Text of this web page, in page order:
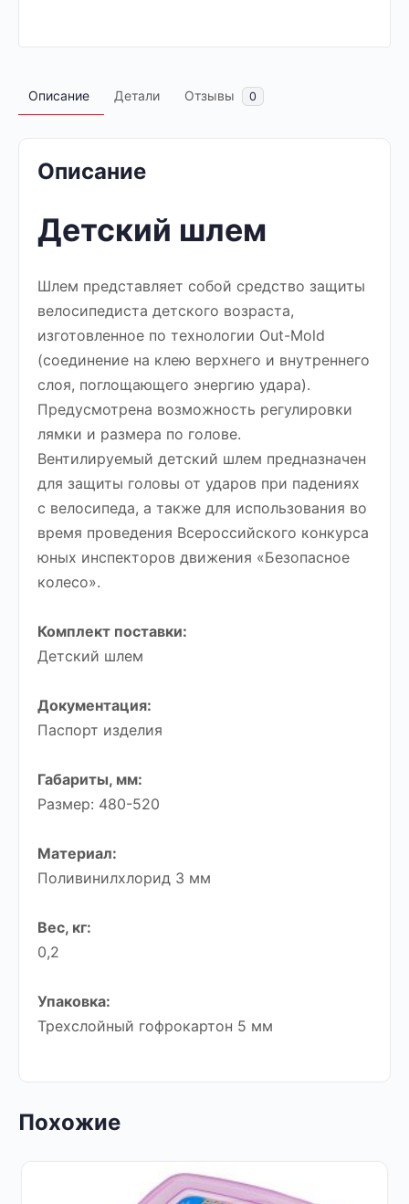
Описание Детали Отзывы 0
Описание
Детский шлем
Шлем представляет собой средство защиты
велосипедиста детского возраста,
изготовленное по технологии Out-Mold
(соединение на клею верхнего и внутреннего
слоя, поглощающего энергию удара).
Предусмотрена возможность регулировки
лямки и размера по голове.
Вентилируемый детский шлем предназначен
для защиты головы от ударов при падениях
с велосипеда, а также для использования во
время проведения Всероссийского конкурса
юных инспекторов движения «Безопасное
колесо».
Комплект поставки:
Детский шлем
Документация:
Паспорт изделия
Габариты, мм:
Размер: 480-520
Материал:
Поливинилхлорид 3 мм
Вес, кг:
0,2
Упаковка:
Трехслойный гофрокартон 5 мм
Похожие